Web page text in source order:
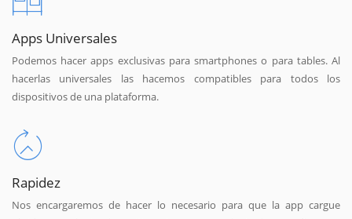
Apps Universales
Podemos hacer apps exclusivas para smartphones o para tables. Al
hacerlas universales las hacemos compatibles para todos los
dispositivos de una plataforma.
Rapidez
Nos encargaremos de hacer lo necesario para que la app cargue